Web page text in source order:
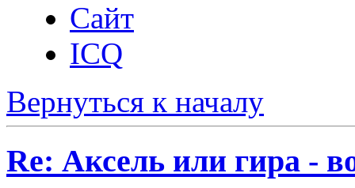
Сайт
ICQ
Вернуться к началу
Re: Аксель или гира -